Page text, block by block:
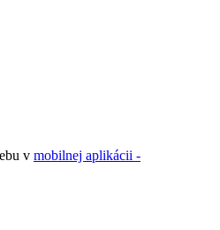
v mobilnej aplikácii -